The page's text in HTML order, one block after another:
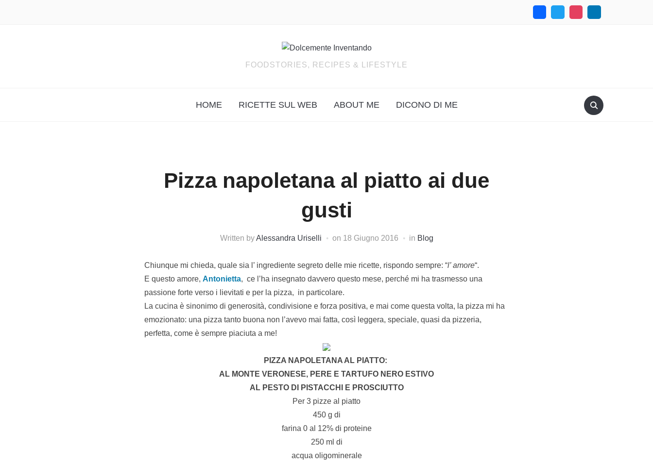
FOODSTORIES, RECIPES & LIFESTYLE
HOME RICETTE SUL WEB ABOUT ME DICONO DI ME
Pizza napoletana al piatto ai due
gusti
Written byAlessandra Uriselli on 18 Giugno 2016 in Blog
Chiunque mi chieda, quale sia l’ ingrediente segreto delle mie ricette, rispondo sempre: “l’ amore“.
E questo amore, Antonietta, ce l’ha insegnato davvero questo mese, perché mi ha trasmesso una
passione forte verso i lievitati e per la pizza, in particolare.
La cucina è sinonimo di generosità, condivisione e forza positiva, e mai come questa volta, la pizza mi ha
emozionato: una pizza tanto buona non l’avevo mai fatta, così leggera, speciale, quasi da pizzeria,
perfetta, come è sempre piaciuta a me!
PIZZA NAPOLETANA AL PIATTO:
AL MONTE VERONESE, PERE E TARTUFO NERO ESTIVO
AL PESTO DI PISTACCHI E PROSCIUTTO
Per 3 pizze al piatto
450 g di
farina 0 al 12% di proteine
250 ml di
acqua oligominerale